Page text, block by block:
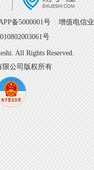
备5000001号 增值电信业
号
All Rights Reserved.
限公司版权所有